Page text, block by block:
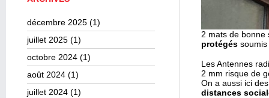
décembre 2025 (1)
juillet 2025 (1)
octobre 2024 (1)
août 2024 (1)
juillet 2024 (1)
2 mats de
protégés
Les Antennes
2 mm risque de
On a aussi ici
distances